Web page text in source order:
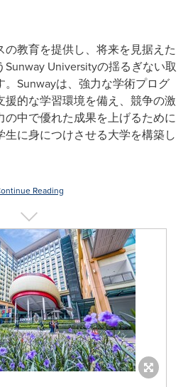
の教育を提供し、将来を見据えた
Universityの揺るぎない取
。Sunwayは、強力な学術プログ
援的な学習環境を備え、競争の激
の中で優れた成果を上げるために
に身につけさせる大学を構築し
Reading